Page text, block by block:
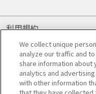
利用規約
個人情報の取り扱いに
会員優待サービスの提
We collect unique
analyze our traffic and
share information about
analytics and
with other information